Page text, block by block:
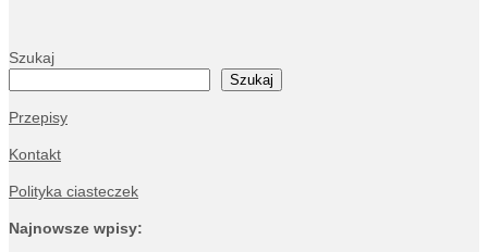
Szukaj
Szukaj
Przepisy
Kontakt
Polityka ciasteczek
Najnowsze wpisy: